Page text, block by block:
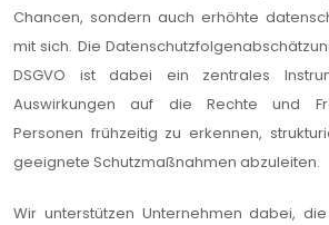
Chancen, sondern auch erhöhte
mit sich. Die
DSGVO ist dabei ein zentrales
Auswirkungen auf die Rechte und
Personen frühzeitig zu erkennen,
geeignete Schutzmaßnahmen abzuleiten.
Wir unterstützen Unternehmen dabei,